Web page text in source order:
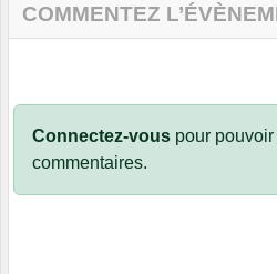
COMMENTEZ
Connectez-vous pour
commentaires.